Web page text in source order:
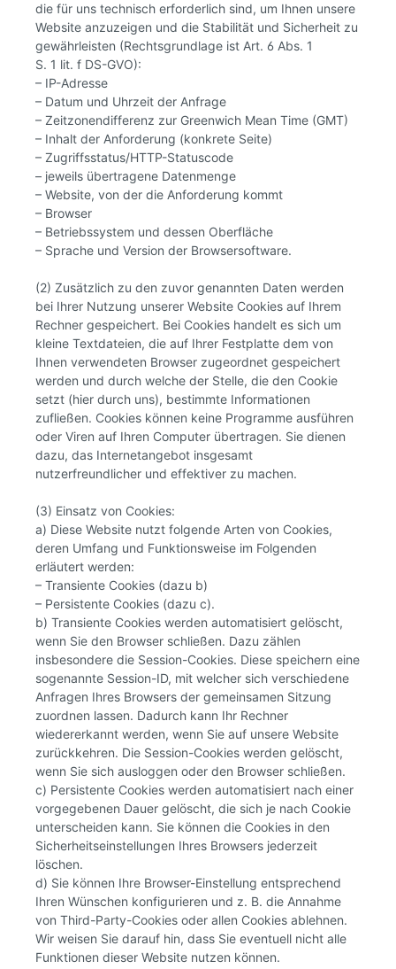
die für uns technisch erforderlich sind, um Ihnen unsere
Website anzuzeigen und die Stabilität und Sicherheit zu
gewährleisten (Rechtsgrundlage ist Art. 6 Abs. 1
S. 1 lit. f DS-GVO):
– IP-Adresse
– Datum und Uhrzeit der Anfrage
– Zeitzonendifferenz zur Greenwich Mean Time (GMT)
– Inhalt der Anforderung (konkrete Seite)
– Zugriffsstatus/HTTP-Statuscode
– jeweils übertragene Datenmenge
– Website, von der die Anforderung kommt
– Browser
– Betriebssystem und dessen Oberfläche
– Sprache und Version der Browsersoftware.
(2) Zusätzlich zu den zuvor genannten Daten werden
bei Ihrer Nutzung unserer Website Cookies auf Ihrem
Rechner gespeichert. Bei Cookies handelt es sich um
kleine Textdateien, die auf Ihrer Festplatte dem von
Ihnen verwendeten Browser zugeordnet gespeichert
werden und durch welche der Stelle, die den Cookie
setzt (hier durch uns), bestimmte Informationen
zufließen. Cookies können keine Programme ausführen
oder Viren auf Ihren Computer übertragen. Sie dienen
dazu, das Internetangebot insgesamt
nutzerfreundlicher und effektiver zu machen.
(3) Einsatz von Cookies:
a) Diese Website nutzt folgende Arten von Cookies,
deren Umfang und Funktionsweise im Folgenden
erläutert werden:
– Transiente Cookies (dazu b)
– Persistente Cookies (dazu c).
b) Transiente Cookies werden automatisiert gelöscht,
wenn Sie den Browser schließen. Dazu zählen
insbesondere die Session-Cookies. Diese speichern eine
sogenannte Session-ID, mit welcher sich verschiedene
Anfragen Ihres Browsers der gemeinsamen Sitzung
zuordnen lassen. Dadurch kann Ihr Rechner
wiedererkannt werden, wenn Sie auf unsere Website
zurückkehren. Die Session-Cookies werden gelöscht,
wenn Sie sich ausloggen oder den Browser schließen.
c) Persistente Cookies werden automatisiert nach einer
vorgegebenen Dauer gelöscht, die sich je nach Cookie
unterscheiden kann. Sie können die Cookies in den
Sicherheitseinstellungen Ihres Browsers jederzeit
löschen.
d) Sie können Ihre Browser-Einstellung entsprechend
Ihren Wünschen konfigurieren und z. B. die Annahme
von Third-Party-Cookies oder allen Cookies ablehnen.
Wir weisen Sie darauf hin, dass Sie eventuell nicht alle
Funktionen dieser Website nutzen können.